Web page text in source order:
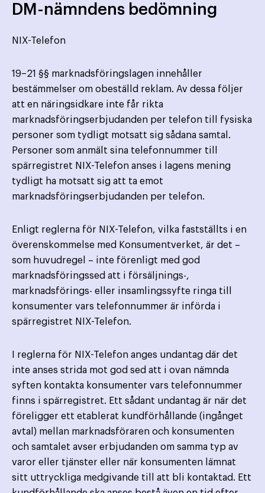
DM-nämndens bedömning
NIX-Telefon
19–21 §§ marknadsföringslagen innehåller
bestämmelser om obeställd reklam. Av dessa följer
att en näringsidkare inte får rikta
marknadsföringserbjudanden per telefon till fysiska
personer som tydligt motsatt sig sådana samtal.
Personer som anmält sina telefonnummer till
spärregistret NIX-Telefon anses i lagens mening
tydligt ha motsatt sig att ta emot
marknadsföringserbjudanden per telefon.
Enligt reglerna för NIX-Telefon, vilka fastställts i en
överenskommelse med Konsumentverket, är det –
som huvudregel – inte förenligt med god
marknadsföringssed att i försäljnings-,
marknadsförings- eller insamlingssyfte ringa till
konsumenter vars telefonnummer är införda i
spärregistret NIX-Telefon.
I reglerna för NIX-Telefon anges undantag där det
inte anses strida mot god sed att i ovan nämnda
syften kontakta konsumenter vars telefonnummer
finns i spärregistret. Ett sådant undantag är när det
föreligger ett etablerat kundförhållande (ingånget
avtal) mellan marknadsföraren och konsumenten
och samtalet avser erbjudanden om samma typ av
varor eller tjänster eller när konsumenten lämnat
sitt uttryckliga medgivande till att bli kontaktad. Ett